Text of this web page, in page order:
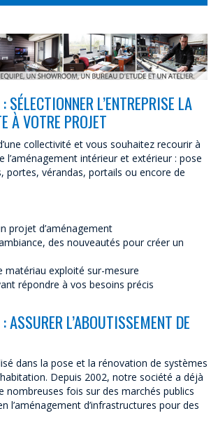
SÉLECTIONNER L’ENTREPRISE LA
À VOTRE PROJET
collectivité et vous souhaitez recourir à
l’aménagement intérieur et extérieur : pose
portes, vérandas, portails ou encore de
projet d’aménagement
des nouveautés pour créer un
matériau exploité sur-mesure
répondre à vos besoins précis
ASSURER L’ABOUTISSEMENT DE
dans la pose et la rénovation de systèmes
Depuis 2002, notre société a déjà
nombreuses fois sur des marchés publics
l’aménagement d’infrastructures pour des